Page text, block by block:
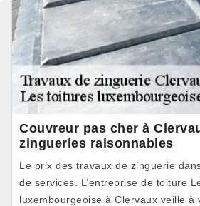
Couvreur pas cher à
zingueries raisonnables
Le prix des travaux de zinguerie
de services. L’entreprise de toiture
luxembourgeoise à Clervaux veille à